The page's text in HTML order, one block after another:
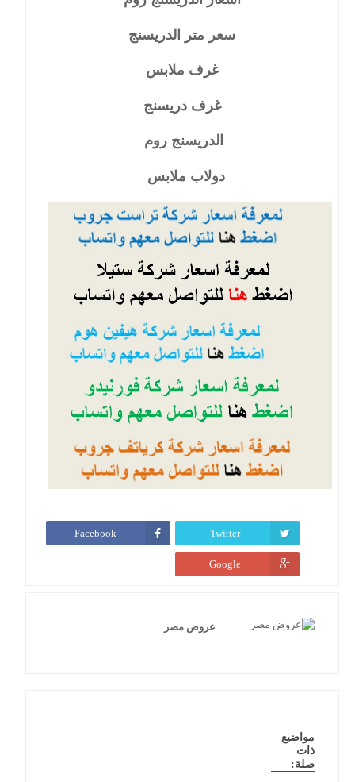
سعر متر الدريسنج
غرف ملابس
غرف دريسنج
الدريسنج روم
دولاب ملابس
Twitter
Facebook
Google
عروض مصر
مواضيع
ذات
صلة: